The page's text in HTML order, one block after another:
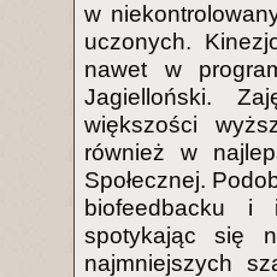
w
uczonych.
nawet w
Jagielloński.
większości
również w
Społecznej.
biofeedbacku i
spotykając się
najmniejszych